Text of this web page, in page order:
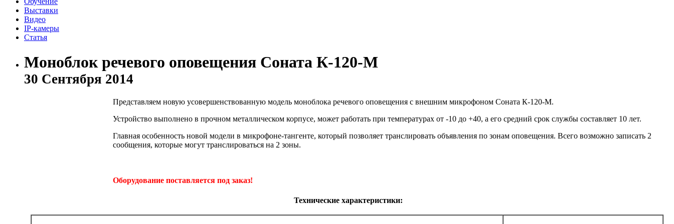
Выставки
Видео
IP-камеры
Статья
Моноблок речевого оповещения Соната К-120-М
30 Сентября 2014
Представляем новую усовершенствованную модель моноблока речевого оповещения с внешним микрофоном Соната К-120-М.
Устройство выполнено в прочном металлическом корпусе, может работать при температурах от -10 до +40, а его средний срок службы составляет 10 лет.
Главная особенность новой модели в микрофоне-тангенте, который позволяет транслировать объявления по зонам оповещения. Всего возможно записать 2
сообщения, которые могут транслироваться на 2 зоны.
Оборудование поставляется под заказ!
Технические характеристики: